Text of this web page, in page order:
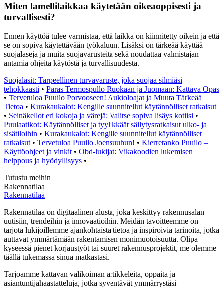
Miten lamellilaikkaa käytetään oikeaoppisesti ja
turvallisesti?
Ennen käyttöä tulee varmistaa, että laikka on kiinnitetty oikein ja että
se on sopiva käytettävään työkaluun. Lisäksi on tärkeää käyttää
suojalaseja ja muita suojavarusteita sekä noudattaa valmistajan
antamia ohjeita käytöstä ja turvallisuudesta.
Suojalasit: Tarpeellinen turvavaruste, joka suojaa silmiäsi
tehokkaasti • Paras Termospullo Ruokaan ja Juomaan: Kattava Opas
• Tervetuloa Puuilo Porvooseen! Aukioloajat ja Muuta Tärkeää
Tietoa • Kurakaukalot: Kengille suunnitellut käytännölliset ratkaisut
• Seinäkellot eri kokoja ja värejä: Valitse sopiva lisäys kotiisi •
Puulaatikot: Käytännölliset ja tyylikkäät säilytysratkaisut ulko- ja
sisätiloihin • Kurakaukalot: Kengille suunnitellut käytännölliset
ratkaisut • Tervetuloa Puuilo Joensuuhun! • Kierretanko Puuilo –
Käyttöohjeet ja vinkit • Obd-lukijat: Vikakoodien lukemisen
helppous ja hyödyllisyys •
Tutustu meihin
Rakennatilaa
Rakennatilaa
Rakennatilaa on digitaalinen alusta, joka keskittyy rakennusalan
uutisiin, trendeihin ja innovaatioihin. Meidän tavoitteemme on
tarjota lukijoillemme ajankohtaista tietoa ja inspiroivia tarinoita, jotka
auttavat ymmärtämään rakentamisen monimuotoisuutta. Olipa
kyseessä pienet korjaustyöt tai suuret rakennusprojektit, me olemme
täällä tukemassa sinua matkastasi.
Tarjoamme kattavan valikoiman artikkeleita, oppaita ja
asiantuntijahaastatteluja, jotka syventävät ymmärrystäsi